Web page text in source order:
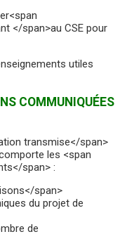
</span>au CSE pour
utiles
COMMUNIQUÉES
transmise</span>
les <span
span> :
span>
du projet de
de